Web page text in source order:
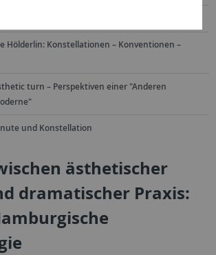
Hölderlin: Konstellationen – Konventionen –
turn – Perspektiven einer "Anderen
und Konstellation
ästhetischer
dramatischer Praxis: